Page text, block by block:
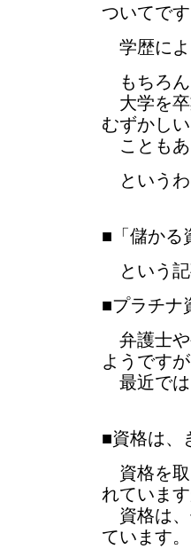
ついてです
学歴によ
もちろん
大学を卒
むずかし
こともあ
というわ
■「儲かる
という記
■プラチナ
弁護士や
ようですが
最近では
■資格は、
資格を取
れています
資格は、
ています。